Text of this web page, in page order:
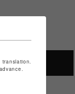
TOP